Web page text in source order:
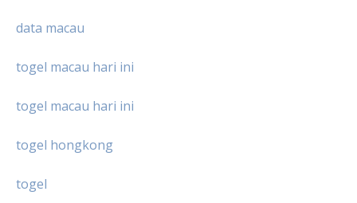
data macau
togel macau hari ini
togel macau hari ini
togel hongkong
togel